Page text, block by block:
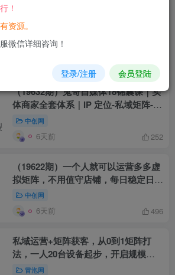
阵玩法，让你每天稳賺1K+【揭秘】
冒泡网
（19632期）鬼哥自媒体18锦囊课｜实
体商家全套体系｜IP 定位-私域矩阵-招
商裂变｜同城获客起号完整实操教学
中创网
6天前 252
（19622期）一个人就可以运营多多虚
拟矩阵，不用值守店铺，每日稳定日入
1000+
中创网
6天前 496
私域运营+矩阵获客，从0到1矩阵打
法，一人20台设备起步，开启规模化
自动引流模式！
冒泡网
！
资源。
微信详细咨询！
登录/注册 会员登陆